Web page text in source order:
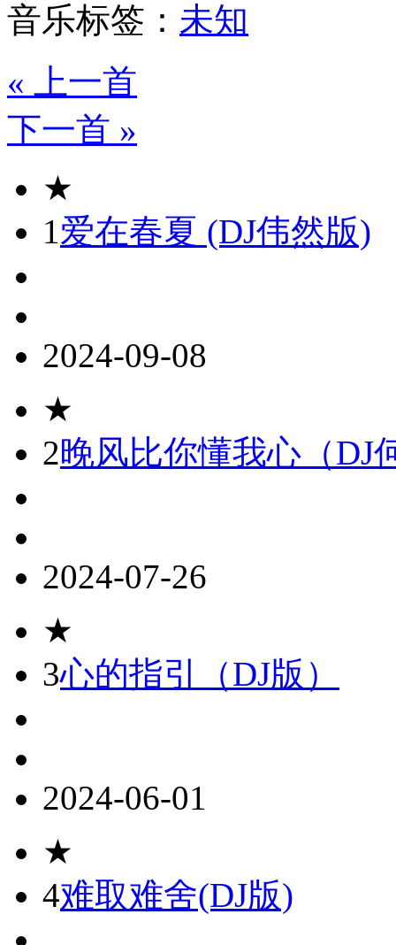
音乐标签： 未知
« 上一首
下一首 »
★
1爱在春夏 (DJ伟然版)
2024-09-08
★
2晚风比你懂我心（DJ
2024-07-26
★
3心的指引（DJ版）
2024-06-01
★
4难取难舍(DJ版)